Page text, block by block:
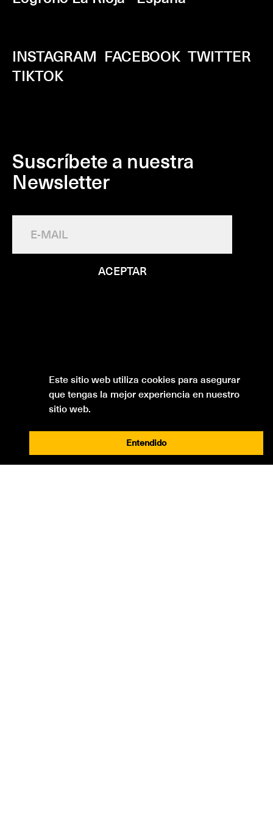
INSTAGRAM FACEBOOK TWITTER
TIKTOK
Suscríbete a nuestra
Newsletter
ACEPTAR
Este sitio web utiliza cookies para asegurar
que tengas la mejor experiencia en nuestro
sitio web.
Entendido